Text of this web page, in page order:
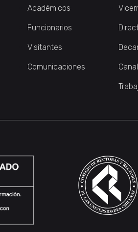
Académicos
Funcionarios
Visitantes
Comunicaciones